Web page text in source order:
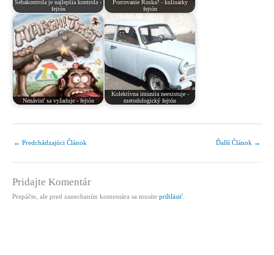
Sebakontrola je najlepšia kontrola -
fejtón
Porcovanie Ruska? - kulinárky
fejtón
Nenávisť sa vyžaduje - fejtón
Kolektívna imunita neexistuje -
metodologický fejtón
← Predchádzajúci Článok Ďalší Článok →
Pridajte Komentár
Prepáčte, ale pred zanechaním komentára sa musíte prihlásiť